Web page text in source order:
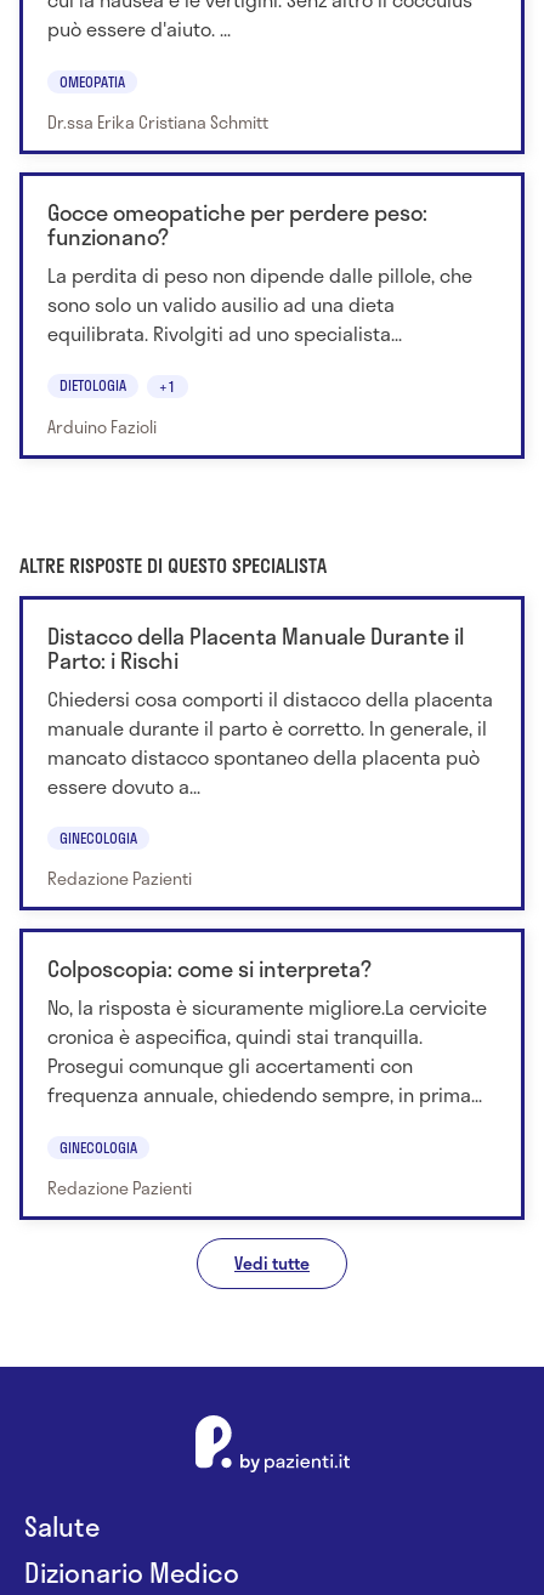
può essere d'aiuto. ...
OMEOPATIA
Dr.ssa Erika Cristiana Schmitt
Gocce omeopatiche per perdere peso:
funzionano?
La perdita di peso non dipende dalle pillole, che
sono solo un valido ausilio ad una dieta
equilibrata. Rivolgiti ad uno specialista...
DIETOLOGIA +1
Arduino Fazioli
ALTRE RISPOSTE DI QUESTO SPECIALISTA
Distacco della Placenta Manuale Durante il
Parto: i Rischi
Chiedersi cosa comporti il distacco della placenta
manuale durante il parto è corretto. In generale, il
mancato distacco spontaneo della placenta può
essere dovuto a...
GINECOLOGIA
Redazione Pazienti
Colposcopia: come si interpreta?
No, la risposta è sicuramente migliore.La cervicite
cronica è aspecifica, quindi stai tranquilla.
Prosegui comunque gli accertamenti con
frequenza annuale, chiedendo sempre, in prima...
GINECOLOGIA
Redazione Pazienti
Vedi tutte
Salute
Dizionario Medico